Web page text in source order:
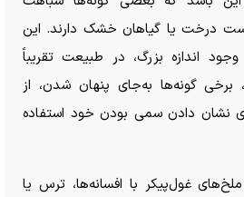
درخت یا گیاهان خشک دارند. این
اندازه بزرگ، در طبیعت تقریباً
برخی گونه‌ها به‌جای پنهان شدن، از
نشان دادن سمی بودن خود استفاده
غول‌پیکر با افسانه‌ها، ترس یا